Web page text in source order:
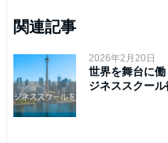
関連記事
2026年2月20日
世界を舞台に
ジネススクール